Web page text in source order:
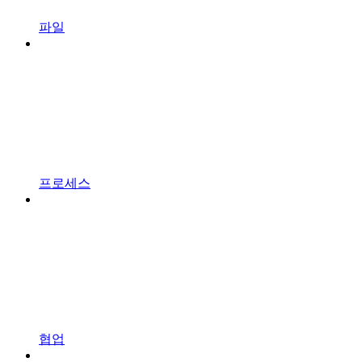
파일
프로세스
협업